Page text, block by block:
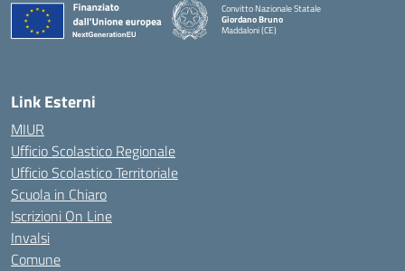
Convitto Nazionale Statale
Giordano Bruno
Maddaloni (CE)
Link Esterni
MIUR
Ufficio Scolastico Regionale
Ufficio Scolastico Territoriale
Scuola in Chiaro
Iscrizioni On Line
Invalsi
Comune